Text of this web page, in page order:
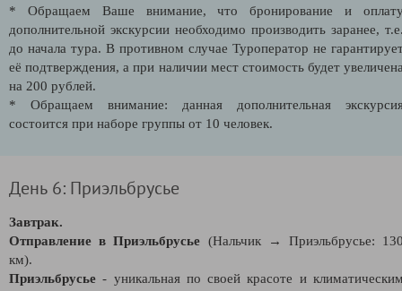
* Обращаем Ваше внимание, что бронирование и
дополнительной экскурсии необходимо производить заранее,
до начала тура. В противном случае Туроператор не
её подтверждения, а при наличии мест стоимость будет
на 200 рублей.
* Обращаем внимание: данная дополнительная
состоится при наборе группы от 10 человек.
День 6: Приэльбрусье
Завтрак.
Отправление в Приэльбрусье (Нальчик → Приэльбрусье:
км).
Приэльбрусье - уникальная по своей красоте и